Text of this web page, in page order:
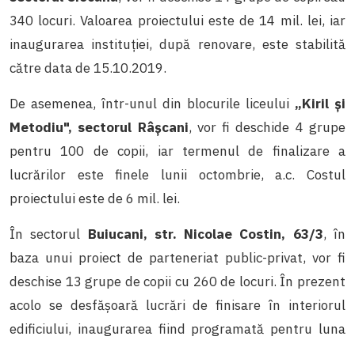
340 locuri. Valoarea proiectului este de 14 mil. lei, iar
inaugurarea instituției, după renovare, este stabilită
către data de 15.10.2019.
De asemenea, într-unul din blocurile liceului „Kiril și
Metodiu", sectorul Râșcani, vor fi deschide 4 grupe
pentru 100 de copii, iar termenul de finalizare a
lucrărilor este finele lunii octombrie, a.c. Costul
proiectului este de 6 mil. lei.
În sectorul Buiucani, str. Nicolae Costin, 63/3, în
baza unui proiect de parteneriat public-privat, vor fi
deschise 13 grupe de copii cu 260 de locuri. În prezent
acolo se desfășoară lucrări de finisare în interiorul
edificiului, inaugurarea fiind programată pentru luna